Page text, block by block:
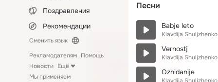
Поздравления
Рекомендации
Сменить язык
Рекламодателям Помощь
Новости Ещё
Мы применяем
Песни
Babje leto
Klavdija Shuljzhenko
Vernostj
Klavdija Shuljzhenko
Ozhidanije